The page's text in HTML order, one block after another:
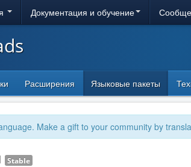
Документация и обучение
Расширения Языковые пакеты
Make a gift to your community by
Stable